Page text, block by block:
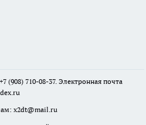
(908) 710-08-37. Электронная почта
x2dt@mail.ru